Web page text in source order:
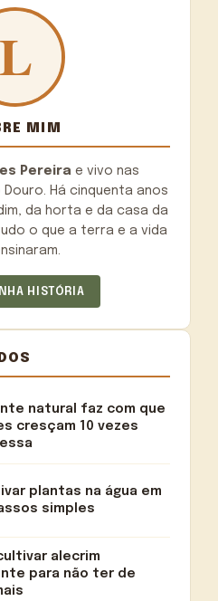
MIM
Pereira e vivo nas
Há cinquenta anos
da horta e da casa da
o que a terra e a vida
HISTÓRIA
natural faz com que
cresçam 10 vezes
plantas na água em
simples
alecrim
para não ter de